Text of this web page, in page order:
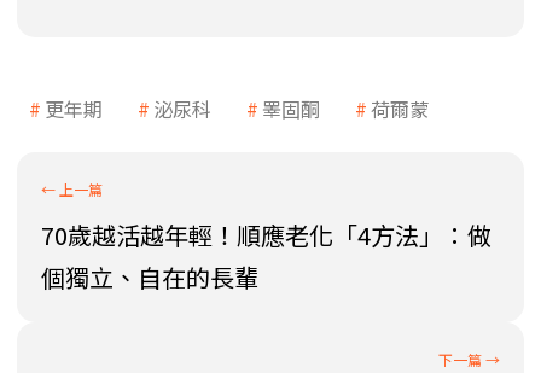
更年期 泌尿科 睪固酮 荷爾蒙
70歲越活越年輕！順應老化「4方法」：做
個獨立、自在的長輩